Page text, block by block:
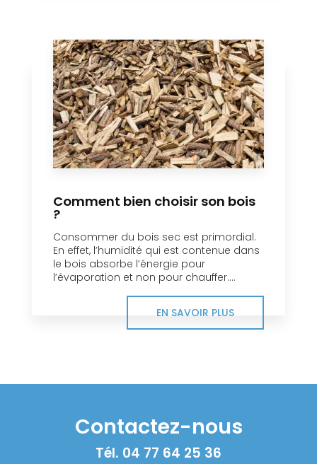
Comment bien choisir son bois
?
Consommer du bois sec est primordial.
En effet, l’humidité qui est contenue dans
le bois absorbe l’énergie pour
l’évaporation et non pour chauffer....
EN SAVOIR PLUS
Contactez-nous
Tél. 04 77 64 25 36